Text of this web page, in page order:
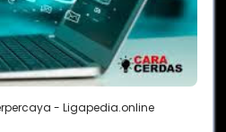
- Ligapedia.online